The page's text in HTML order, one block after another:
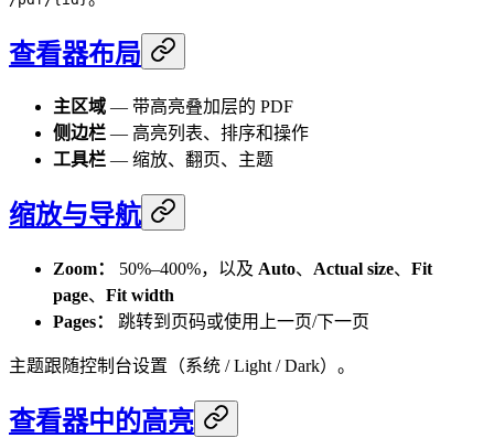
查看器布局
主区域 — 带高亮叠加层的 PDF
侧边栏 — 高亮列表、排序和操作
工具栏 — 缩放、翻页、主题
缩放与导航
Zoom： 50%–400%，以及 Auto、 Actual size、 Fit
page、 Fit width
Pages：
跳转到页码或使用上一页/下一页
主题跟随控制台设置（系统 / Light / Dark）。
查看器中的高亮